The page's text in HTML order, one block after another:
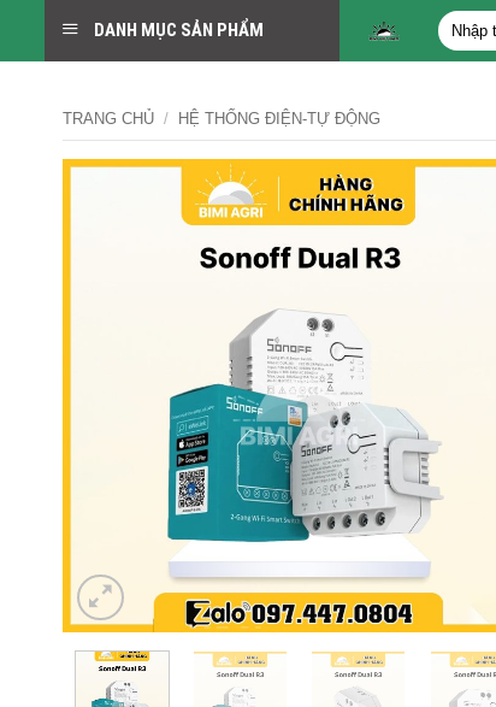
Tìm
kiếm:
DANH MỤC SẢN PHẨM
TRANG CHỦ / HỆ THỐNG ĐIỆN-TỰ ĐỘNG